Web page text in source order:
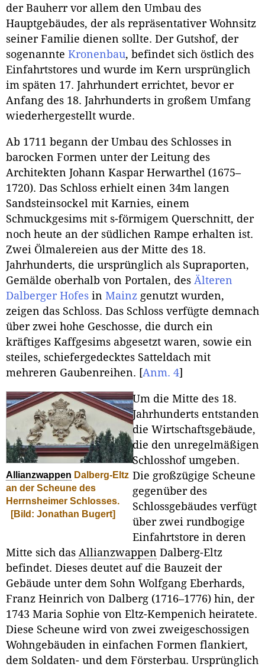
der Bauherr vor allem den Umbau des
Hauptgebäudes, der als repräsentativer Wohnsitz
seiner Familie dienen sollte. Der Gutshof, der
sogenannte Kronenbau, befindet sich östlich des
Einfahrtstores und wurde im Kern ursprünglich
im späten 17. Jahrhundert errichtet, bevor er
Anfang des 18. Jahrhunderts in großem Umfang
wiederhergestellt wurde.
Ab 1711 begann der Umbau des Schlosses in
barocken Formen unter der Leitung des
Architekten Johann Kaspar Herwarthel (1675–
1720). Das Schloss erhielt einen 34m langen
Sandsteinsockel mit Karnies, einem
Schmuckgesims mit s-förmigem Querschnitt, der
noch heute an der südlichen Rampe erhalten ist.
Zwei Ölmalereien aus der Mitte des 18.
Jahrhunderts, die ursprünglich als Supraporten,
Gemälde oberhalb von Portalen, des Älteren
Dalberger Hofes in Mainz genutzt wurden,
zeigen das Schloss. Das Schloss verfügte demnach
über zwei hohe Geschosse, die durch ein
kräftiges Kaffgesims abgesetzt waren, sowie ein
steiles, schiefergedecktes Satteldach mit
mehreren Gaubenreihen. [Anm. 4]
Allianzwappen Dalberg-Eltz
an der Scheune des
Herrnsheimer Schlosses.
[Bild: Jonathan Bugert]
Um die Mitte des 18.
Jahrhunderts entstanden
die Wirtschaftsgebäude,
die den unregelmäßigen
Schlosshof umgeben.
Die großzügige Scheune
gegenüber des
Schlossgebäudes verfügt
über zwei rundbogige
Einfahrtstore in deren
Mitte sich das Allianzwappen Dalberg-Eltz
befindet. Dieses deutet auf die Bauzeit der
Gebäude unter dem Sohn Wolfgang Eberhards,
Franz Heinrich von Dalberg (1716–1776) hin, der
1743 Maria Sophie von Eltz-Kempenich heiratete.
Diese Scheune wird von zwei zweigeschossigen
Wohngebäuden in einfachen Formen flankiert,
dem Soldaten- und dem Försterbau. Ursprünglich